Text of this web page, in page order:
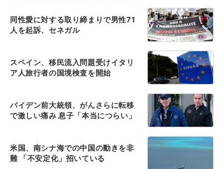
同性愛に対する取り締まりで男性71
人を起訴、セネガル
スペイン、移民流入問題受けイタリ
ア人旅行者の国境検査を開始
バイデン前大統領、がんさらに転移
で激しい痛み 息子「本当につらい」
米国、南シナ海での中国の動きを非
難 「不安定化」招いている